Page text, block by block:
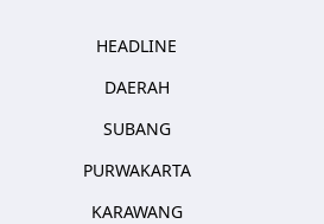
HEADLINE
DAERAH
SUBANG
PURWAKARTA
KARAWANG